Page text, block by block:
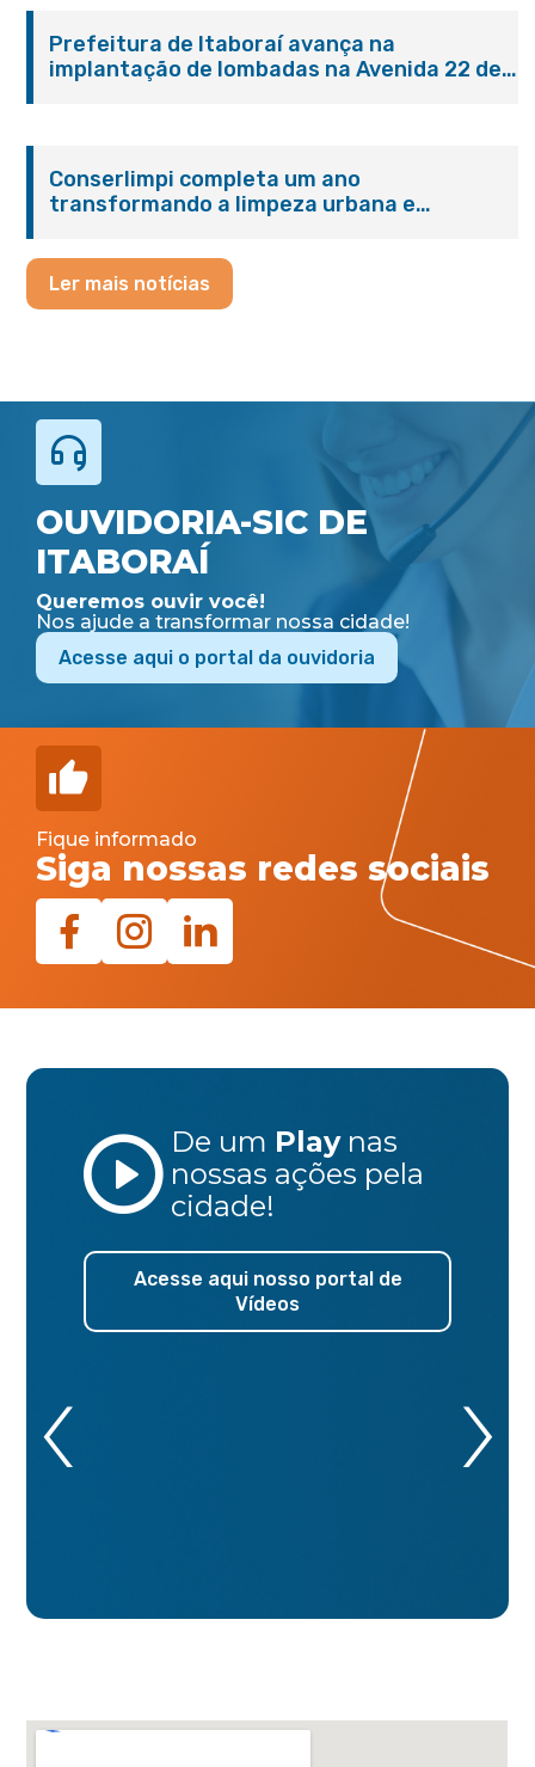
Prefeitura de Itaboraí avança na
implantação de lombadas na Avenida 22 de
Conserlimpi completa um ano
transformando a limpeza urbana e
Ler mais notícias
OUVIDORIA-SIC DE
ITABORAÍ
Queremos ouvir você!
Nos ajude a transformar nossa cidade!
Acesse aqui o portal da ouvidoria
Fique informado
Siga nossas redes sociais
De um Play nas
nossas ações pela
cidade!
Acesse aqui nosso portal de
Vídeos
‹ ›